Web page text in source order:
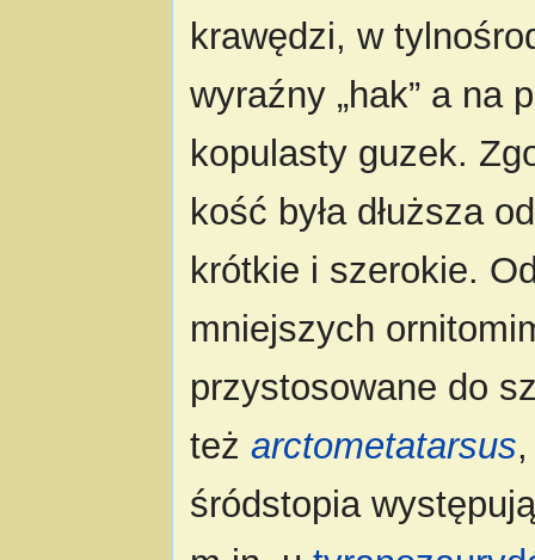
krawędzi, w
wyraźny „hak” a na
kopulasty guzek.
kość była dłuższa
krótkie i szerokie.
mniejszych
przystosowane do
teżarctometatarsus
śródstopia